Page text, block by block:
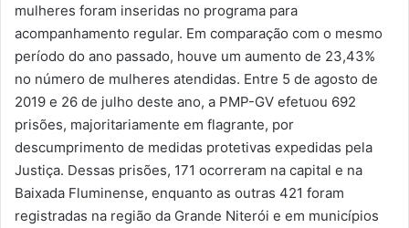
mulheres foram inseridas no programa para
acompanhamento regular. Em comparação com o mesmo
período do ano passado, houve um aumento de 23,43%
no número de mulheres atendidas. Entre 5 de agosto de
2019 e 26 de julho deste ano, a PMP-GV efetuou 692
prisões, majoritariamente em flagrante, por
descumprimento de medidas protetivas expedidas pela
Justiça. Dessas prisões, 171 ocorreram na capital e na
Baixada Fluminense, enquanto as outras 421 foram
registradas na região da Grande Niterói e em municípios